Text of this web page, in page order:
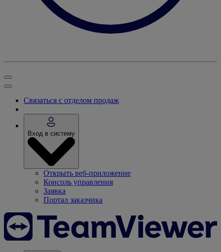
Связаться с отделом продаж
Вход в систему
Открыть веб-приложение
Консоль управления
Заявка
Портал заказчика